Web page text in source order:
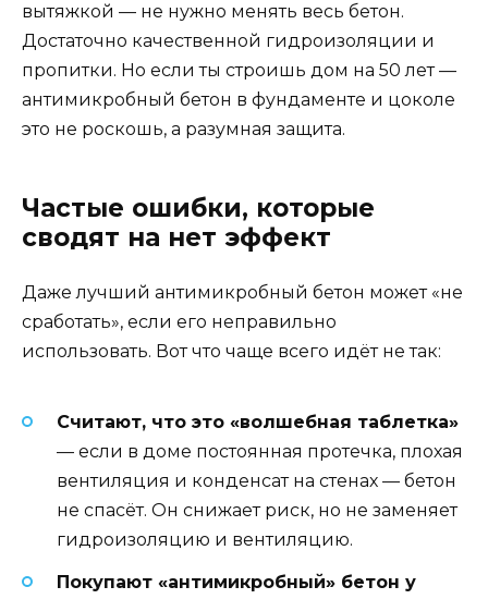
вытяжкой — не нужно менять весь бетон.
Достаточно качественной гидроизоляции и
пропитки. Но если ты строишь дом на 50 лет —
антимикробный бетон в фундаменте и цоколе
это не роскошь, а разумная защита.
Частые ошибки, которые
сводят на нет эффект
Даже лучший антимикробный бетон может «не
сработать», если его неправильно
использовать. Вот что чаще всего идёт не так:
Считают, что это «волшебная таблетка»
— если в доме постоянная протечка, плохая
вентиляция и конденсат на стенах — бетон
не спасёт. Он снижает риск, но не заменяет
гидроизоляцию и вентиляцию.
Покупают «антимикробный» бетон у